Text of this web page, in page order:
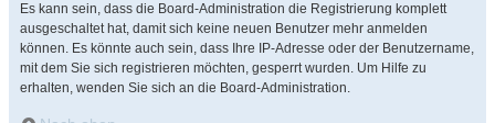
Es kann sein, dass die Board-Administration die Registrierung komplett
ausgeschaltet hat, damit sich keine neuen Benutzer mehr anmelden
können. Es könnte auch sein, dass Ihre IP-Adresse oder der Benutzername,
mit dem Sie sich registrieren möchten, gesperrt wurden. Um Hilfe zu
erhalten, wenden Sie sich an die Board-Administration.